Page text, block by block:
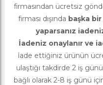
firmasından ücretsiz
firması dışında başka
yaparsanız
İadeniz onaylanır ve
İade ettiğiniz ürünün
ulaştığı takdirde 2 iş
bağlı olarak 2-8 iş günü